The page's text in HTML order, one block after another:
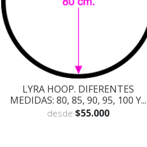
LYRA HOOP. DIFERENTES
MEDIDAS: 80, 85, 90, 95, 100 Y...
desde$55.000